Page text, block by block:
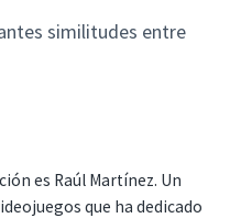
similitudes entre
es Raúl Martínez. Un
que ha dedicado